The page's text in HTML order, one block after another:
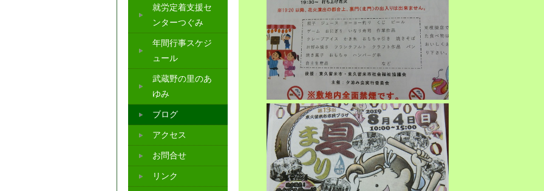
就労定着支援セ
ンターつぐみ
年間行事スケジ
ュール
武蔵野の里のあ
ゆみ
ブログ
アクセス
お問合せ
リンク